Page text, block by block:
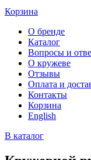
Корзина
О бренде
Каталог
Вопросы и
О кружеве
Отзывы
Оплата и
Контакты
Корзина
English
В каталог